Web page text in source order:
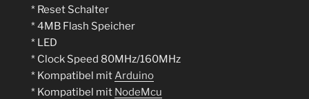
* Reset Schalter
* 4MB Flash Speicher
* LED
* Clock Speed 80MHz/160MHz
* Kompatibel mitArduino
* Kompatibel mit NodeMcu